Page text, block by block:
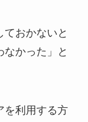
おかないと
なかった」と
を利用する方